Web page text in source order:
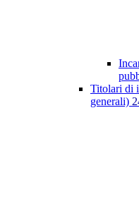
Titolari di
generali)